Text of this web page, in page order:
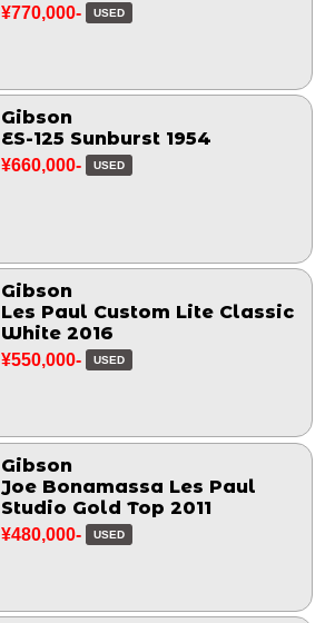
¥770,000- USED
Gibson
ES-125 Sunburst 1954
¥660,000- USED
Gibson
Les Paul Custom Lite Classic
White 2016
¥550,000- USED
Gibson
Joe Bonamassa Les Paul
Studio Gold Top 2011
¥480,000- USED